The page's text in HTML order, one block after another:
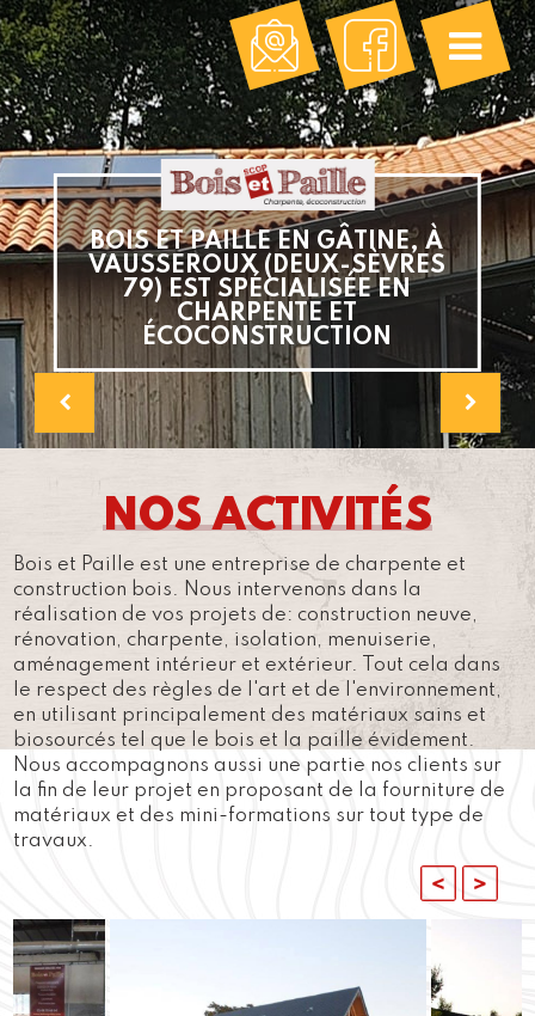
Previous
BOIS ET PAILLE EN GÂTINE, À
VAUSSEROUX (DEUX-SÈVRES
79) EST SPÉCIALISÉE EN
CHARPENTE ET
ÉCOCONSTRUCTION
NOS ACTIVITÉS
Bois et Paille est une entreprise de charpente et
construction bois. Nous intervenons dans la
réalisation de vos projets de: construction neuve,
rénovation, charpente, isolation, menuiserie,
aménagement intérieur et extérieur. Tout cela dans
le respect des règles de l'art et de l'environnement,
en utilisant principalement des matériaux sains et
biosourcés tel que le bois et la paille évidement.
Nous accompagnons aussi une partie nos clients sur
la fin de leur projet en proposant de la fourniture de
matériaux et des mini-formations sur tout type de
travaux.